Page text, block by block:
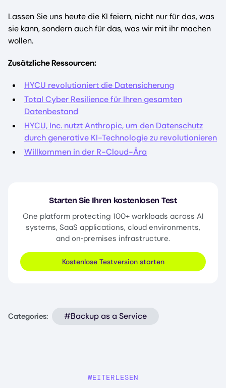
Lassen Sie uns heute die KI feiern, nicht nur für das, was
sie kann, sondern auch für das, was wir mit ihr machen
wollen.
Zusätzliche Ressourcen:
HYCU revolutioniert die Datensicherung
Total Cyber Resilience für Ihren gesamten
Datenbestand
HYCU, Inc. nutzt Anthropic, um den Datenschutz
durch generative KI-Technologie zu revolutionieren
Willkommen in der R-Cloud-Ära
Starten Sie Ihren kostenlosen Test
One platform protecting 100+ workloads across AI
systems, SaaS applications, cloud environments,
and on‑premises infrastructure.
Kostenlose Testversion starten
Categories: #Backup as a Service
WEITERLESEN